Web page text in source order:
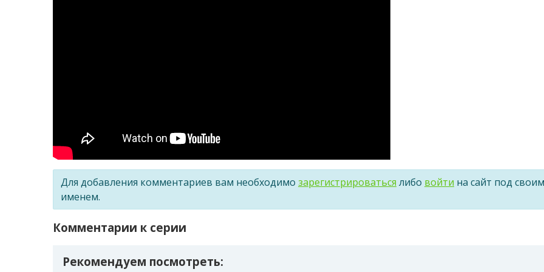
Для добавления комментариев вам необходимо зарегистрироваться либо войти на сайт под своим
именем.
Комментарии к серии
Рекомендуем посмотреть: